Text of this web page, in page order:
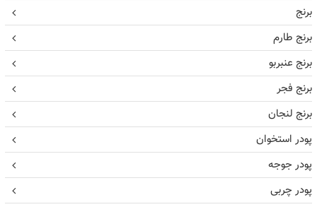
برنج
برنج طارم
برنج عنبربو
برنج فجر
برنج لنجان
پودر استخوان
پودر جوجه
پودر چربی